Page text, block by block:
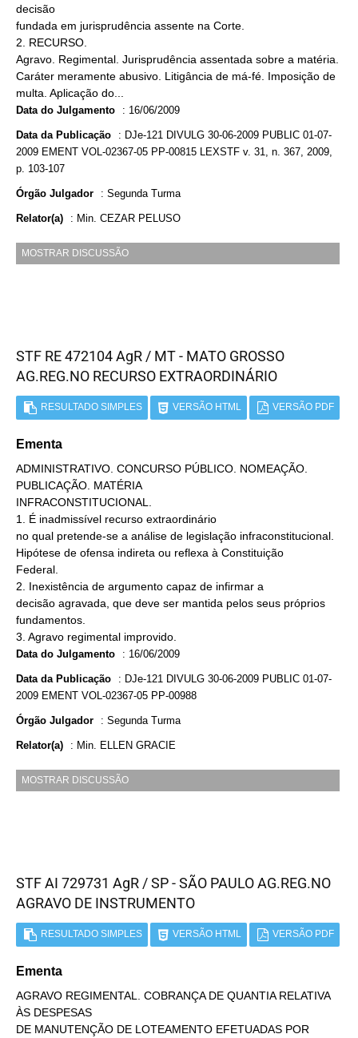
decisão
fundada em jurisprudência assente na Corte.
2. RECURSO.
Agravo. Regimental. Jurisprudência assentada sobre a matéria.
Caráter meramente abusivo. Litigância de má-fé. Imposição de
multa. Aplicação do...
Data do Julgamento : 16/06/2009
Data da Publicação : DJe-121 DIVULG 30-06-2009 PUBLIC 01-07-
2009 EMENT VOL-02367-05 PP-00815 LEXSTF v. 31, n. 367, 2009,
p. 103-107
Órgão Julgador : Segunda Turma
Relator(a) : Min. CEZAR PELUSO
MOSTRAR DISCUSSÃO
STF RE 472104 AgR / MT - MATO GROSSO
AG.REG.NO RECURSO EXTRAORDINÁRIO
RESULTADO SIMPLES VERSÃO HTML VERSÃO PDF
Ementa
ADMINISTRATIVO. CONCURSO PÚBLICO. NOMEAÇÃO.
PUBLICAÇÃO. MATÉRIA
INFRACONSTITUCIONAL.
1. É inadmissível recurso extraordinário
no qual pretende-se a análise de legislação infraconstitucional.
Hipótese de ofensa indireta ou reflexa à Constituição
Federal.
2. Inexistência de argumento capaz de infirmar a
decisão agravada, que deve ser mantida pelos seus próprios
fundamentos.
3. Agravo regimental improvido.
Data do Julgamento : 16/06/2009
Data da Publicação : DJe-121 DIVULG 30-06-2009 PUBLIC 01-07-
2009 EMENT VOL-02367-05 PP-00988
Órgão Julgador : Segunda Turma
Relator(a) : Min. ELLEN GRACIE
MOSTRAR DISCUSSÃO
STF AI 729731 AgR / SP - SÃO PAULO AG.REG.NO
AGRAVO DE INSTRUMENTO
RESULTADO SIMPLES VERSÃO HTML VERSÃO PDF
Ementa
AGRAVO REGIMENTAL. COBRANÇA DE QUANTIA RELATIVA
ÀS DESPESAS
DE MANUTENÇÃO DE LOTEAMENTO EFETUADAS POR